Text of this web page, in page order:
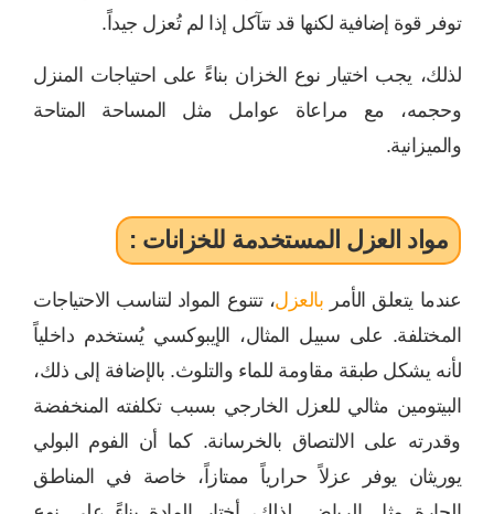
توفر قوة إضافية لكنها قد تتآكل إذا لم تُعزل جيداً.
لذلك، يجب اختيار نوع الخزان بناءً على احتياجات المنزل
وحجمه، مع مراعاة عوامل مثل المساحة المتاحة
والميزانية.
مواد العزل المستخدمة للخزانات :
عندما يتعلق الأمر بالعزل، تتنوع المواد لتناسب الاحتياجات
المختلفة. على سبيل المثال، الإيبوكسي يُستخدم داخلياً
لأنه يشكل طبقة مقاومة للماء والتلوث. بالإضافة إلى ذلك،
البيتومين مثالي للعزل الخارجي بسبب تكلفته المنخفضة
وقدرته على الالتصاق بالخرسانة. كما أن الفوم البولي
يوريثان يوفر عزلاً حرارياً ممتازاً، خاصة في المناطق